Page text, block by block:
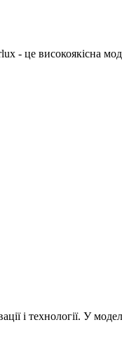
- це високоякісна
і технології. У